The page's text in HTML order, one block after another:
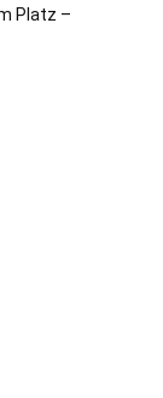
Platz –